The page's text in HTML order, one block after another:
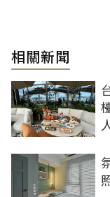
相關新聞